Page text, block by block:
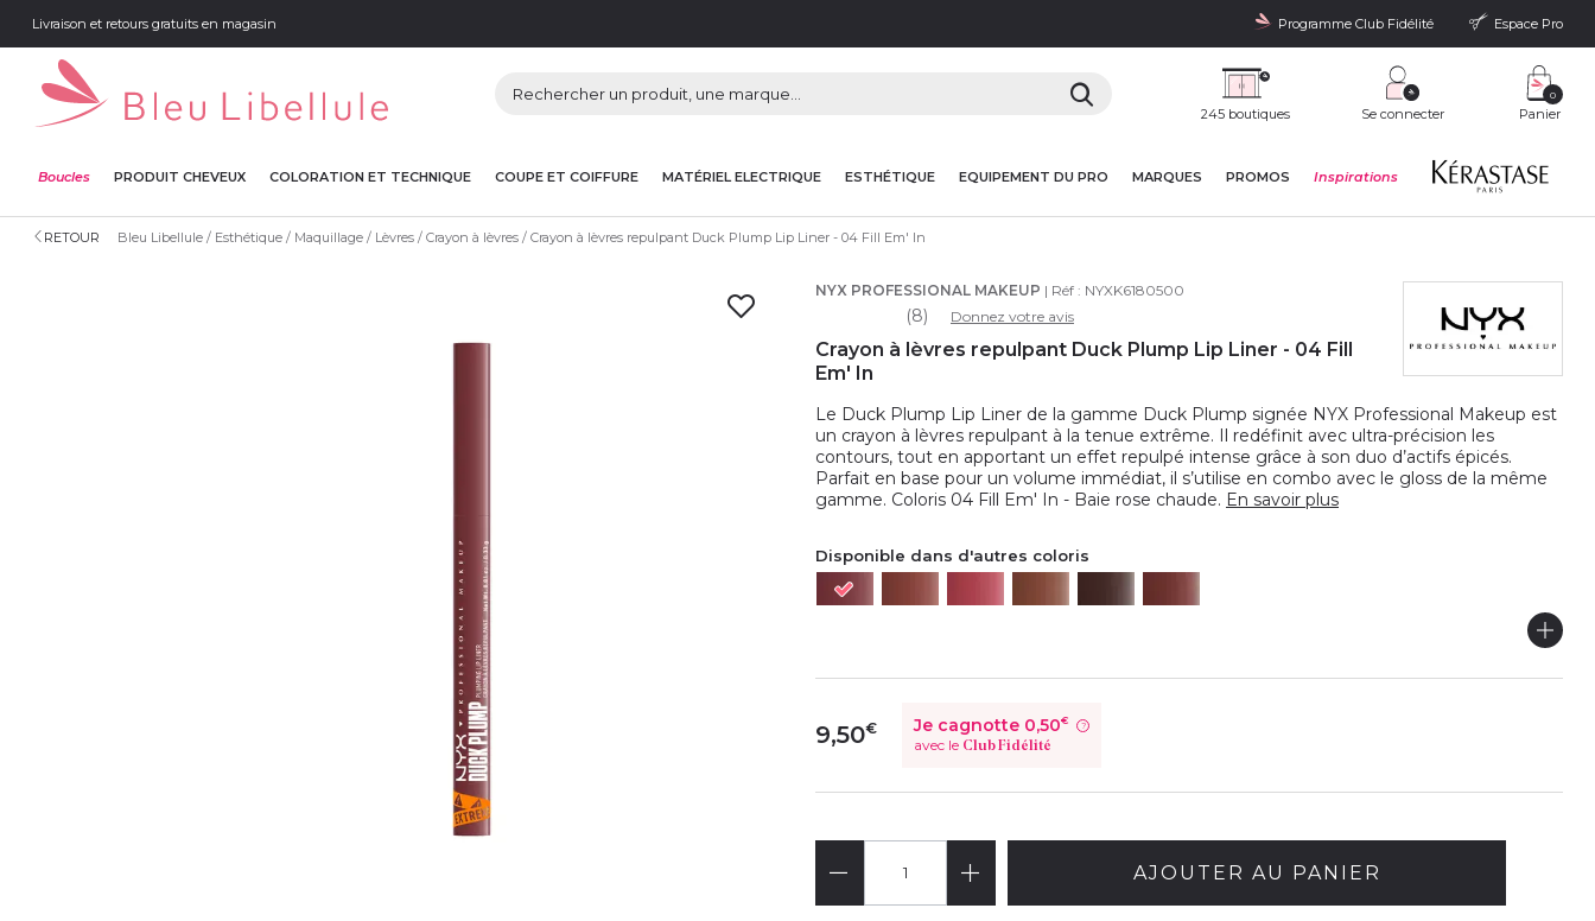
Livraison et retours gratuits en magasin Programme Club Fidélité Espace Pro
245 boutiques Se connecter Panier
0
Boucles PRODUIT CHEVEUX COLORATION ET TECHNIQUE COUPE ET COIFFURE MATÉRIEL ELECTRIQUE ESTHÉTIQUE EQUIPEMENT DU PRO MARQUES PROMOS Inspirations
RETOUR Bleu Libellule Esthétique Maquillage Lèvres Crayon à lèvres Crayon à lèvres repulpant Duck Plump Lip Liner - 04 Fill Em' In
NYX PROFESSIONAL MAKEUP | Réf : NYXK6180500
(8) Donnez votre avis
Crayon à lèvres repulpant Duck Plump Lip Liner - 04 Fill
Em' In
Le Duck Plump Lip Liner de la gamme Duck Plump signée NYX Professional Makeup est
un crayon à lèvres repulpant à la tenue extrême. Il redéfinit avec ultra-précision les
contours, tout en apportant un effet repulpé intense grâce à son duo d’actifs épicés.
Parfait en base pour un volume immédiat, il s’utilise en combo avec le gloss de la même
gamme. Coloris 04 Fill Em' In - Baie rose chaude. En savoir plus
Disponible dans d'autres coloris
9,50€ Je cagnotte 0,50€
avec le Club Fidélité
?
AJOUTER AU PANIER